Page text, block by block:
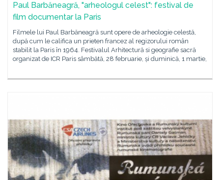
Paul Barbăneagră, "arheologul celest": festival de
film documentar la Paris
Filmele lui Paul Barbăneagră sunt opere de arheologie celestă,
după cum le califica un prieten francez al regizorului român
stabilit la Paris în 1964. Festivalul Arhitectură si geografie sacră
organizat de ICR Paris sâmbătă, 28 februarie, și duminică, 1 martie,